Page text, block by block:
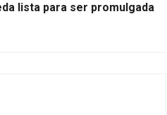
lista para ser promulgada